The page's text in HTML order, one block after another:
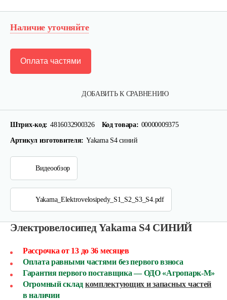
Наличие уточняйте
ДОБАВИТЬ К СРАВНЕНИЮ
Оплата частями
Штрих-код: 4816032900326 Код товара: 00000009375
Артикул изготовителя: Yakama S4 синий
Видеообзор
Yakama_Elektrovelosipedy_S1_S2_S3_S4.pdf
Электровелосипед Yakama S4 СИНИЙ
Рассрочка от 13 до 36 месяцев
Оплата равными частями без первого взноса
Гарантия первого поставщика — ОДО «Агропарк-М»
Огромный склад комплектующих и запасных частей
в наличии